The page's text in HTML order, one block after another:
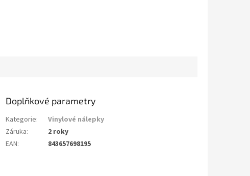
Doplňkové parametry
Kategorie:
Vinylové nálepky
Záruka:
2 roky
EAN: 843657698195